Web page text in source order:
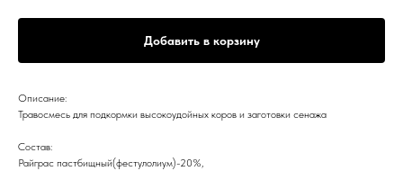
Добавить в корзину
Описание:
Травосмесь для подкормки высокоудойных коров и заготовки сенажа
Состав:
Райграс пастбищный(фестулолиум)-20%,